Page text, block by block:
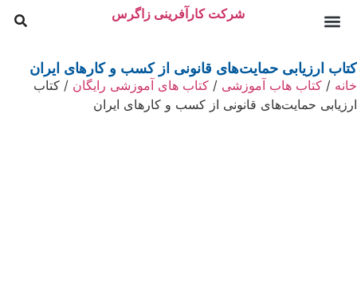
شرکت کارآفرینی زاگرس
کتاب ارزیابی حمایت‌های قانونی از کسب و کارهای ایران
خانه / کتاب هاب آموزشی / کتاب های آموزشی رایگان / کتاب
ارزیابی حمایت‌های قانونی از کسب و کارهای ایران